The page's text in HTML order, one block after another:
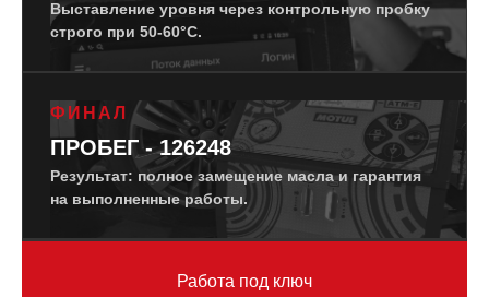
Работа под ключ
Выставление уровня через контрольную пробку
строго при 50-60°C.
ФИНАЛ
ПРОБЕГ - 126248
Результат: полное замещение масла и гарантия
на выполненные работы.